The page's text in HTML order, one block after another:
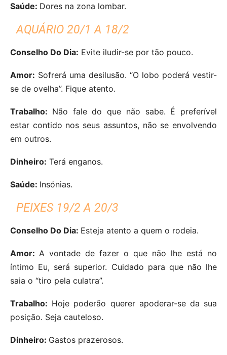
Saúde: Dores na zona lombar.
AQUÁRIO 20/1 A 18/2
Conselho Do Dia: Evite iludir-se por tão pouco.
Amor: Sofrerá uma desilusão. “O lobo poderá vestir-
se de ovelha”. Fique atento.
Trabalho: Não fale do que não sabe. É preferível
estar contido nos seus assuntos, não se envolvendo
em outros.
Dinheiro: Terá enganos.
Saúde: Insónias.
PEIXES 19/2 A 20/3
Conselho Do Dia: Esteja atento a quem o rodeia.
Amor: A vontade de fazer o que não lhe está no
íntimo Eu, será superior. Cuidado para que não lhe
saia o “tiro pela culatra”.
Trabalho: Hoje poderão querer apoderar-se da sua
posição. Seja cauteloso.
Dinheiro: Gastos prazerosos.